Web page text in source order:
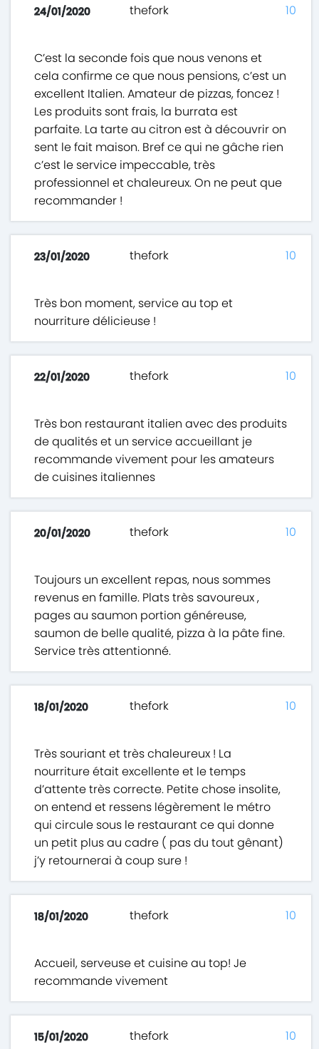
24/01/2020 thefork
C’est la seconde fois que nous venons et
cela confirme ce que nous pensions, c’est un
excellent Italien. Amateur de pizzas, foncez !
Les produits sont frais, la burrata est
parfaite. La tarte au citron est à découvrir on
sent le fait maison. Bref ce qui ne gâche rien
c’est le service impeccable, très
professionnel et chaleureux. On ne peut que
recommander !
10
23/01/2020 thefork
Très bon moment, service au top et
nourriture délicieuse !
10
22/01/2020 thefork
Très bon restaurant italien avec des produits
de qualités et un service accueillant je
recommande vivement pour les amateurs
de cuisines italiennes
10
20/01/2020 thefork
Toujours un excellent repas, nous sommes
revenus en famille. Plats très savoureux ,
pages au saumon portion généreuse,
saumon de belle qualité, pizza à la pâte fine.
Service très attentionné.
10
18/01/2020 thefork
Très souriant et très chaleureux ! La
nourriture était excellente et le temps
d’attente très correcte. Petite chose insolite,
on entend et ressens légèrement le métro
qui circule sous le restaurant ce qui donne
un petit plus au cadre ( pas du tout gênant)
j’y retournerai à coup sure !
10
18/01/2020 thefork
Accueil, serveuse et cuisine au top! Je
recommande vivement
10
15/01/2020 thefork 10